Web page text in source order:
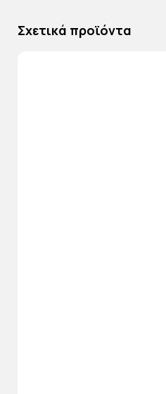
Σχετικά προϊόντα